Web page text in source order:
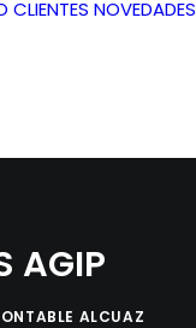
CLIENTES NOVEDADES
AGIP
ALCUAZ